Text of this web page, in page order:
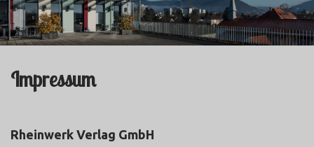
Impressum
Rheinwerk Verlag GmbH